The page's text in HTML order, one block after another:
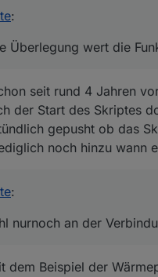
Fall funktionierte gestern
:
Überlegung wert die
seit rund 4 Jahren
der Start des Skriptes
gepusht ob das
noch hinzu wann
:
nurnoch an der
dem Beispiel der